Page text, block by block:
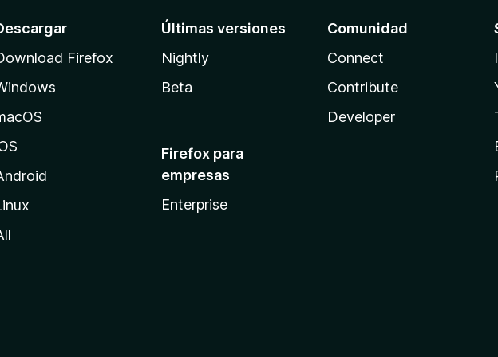
Firefox
Últimas versiones
Nightly
Beta
Firefox para
empresas
Enterprise
Comunidad
Connect
Contribute
Developer